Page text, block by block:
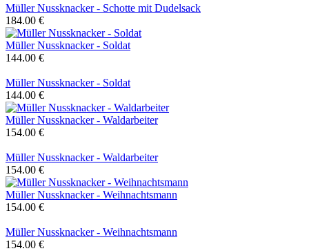
Müller Nussknacker - Schotte mit Dudelsack
184.00 €
Müller Nussknacker - Soldat
144.00 €
Müller Nussknacker - Soldat
144.00 €
Müller Nussknacker - Waldarbeiter
154.00 €
Müller Nussknacker - Waldarbeiter
154.00 €
Müller Nussknacker - Weihnachtsmann
154.00 €
Müller Nussknacker - Weihnachtsmann
154.00 €